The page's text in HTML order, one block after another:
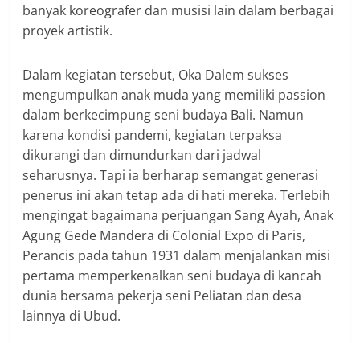
banyak koreografer dan musisi lain dalam berbagai
proyek artistik.
Dalam kegiatan tersebut, Oka Dalem sukses
mengumpulkan anak muda yang memiliki passion
dalam berkecimpung seni budaya Bali. Namun
karena kondisi pandemi, kegiatan terpaksa
dikurangi dan dimundurkan dari jadwal
seharusnya. Tapi ia berharap semangat generasi
penerus ini akan tetap ada di hati mereka. Terlebih
mengingat bagaimana perjuangan Sang Ayah, Anak
Agung Gede Mandera di Colonial Expo di Paris,
Perancis pada tahun 1931 dalam menjalankan misi
pertama memperkenalkan seni budaya di kancah
dunia bersama pekerja seni Peliatan dan desa
lainnya di Ubud.